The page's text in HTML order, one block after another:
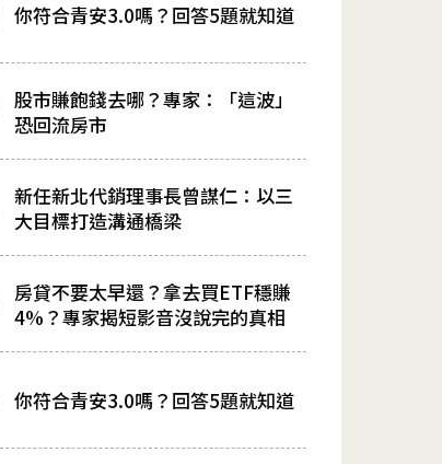
你符合青安3.0嗎？回答5題就知道
股市賺飽錢去哪？專家：「這波」
恐回流房市
新任新北代銷理事長曾謀仁：以三
大目標打造溝通橋梁
房貸不要太早還？拿去買ETF穩賺
4%？專家揭短影音沒說完的真相
你符合青安3.0嗎？回答5題就知道